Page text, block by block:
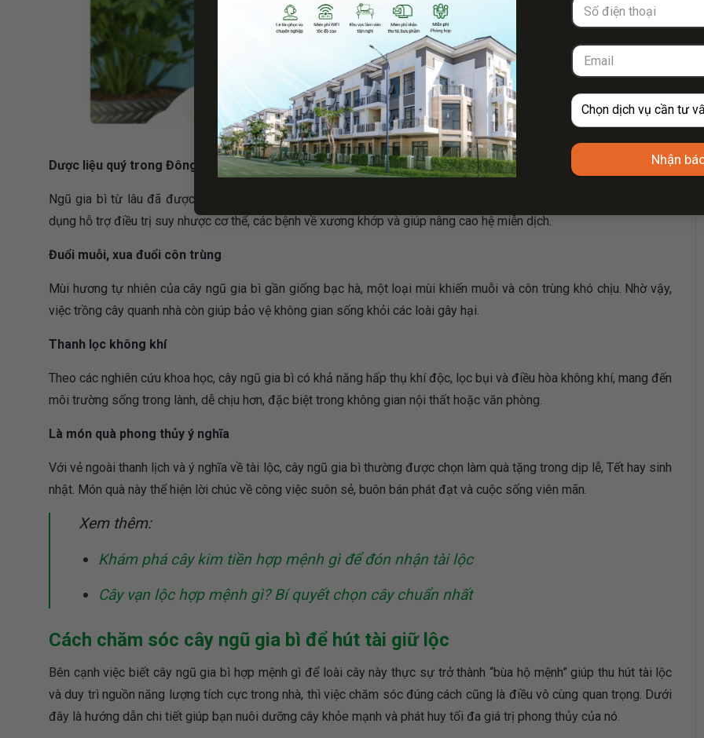
Nhận
Dược liệu quý trong Đông y
Ngũ gia bì từ lâu đã được sử dụng như một vị thuốc tự nhiên giúp tăng cường sức khỏe. Rễ và thân cây có tác
dụng hỗ trợ điều trị suy nhược cơ thể, các bệnh về xương khớp và giúp nâng cao hệ miễn dịch.
Đuổi muỗi, xua đuổi côn trùng
Mùi hương tự nhiên của cây ngũ gia bì gần giống bạc hà, một loại mùi khiến muỗi và côn trùng khó chịu. Nhờ vậy,
việc trồng cây quanh nhà còn giúp bảo vệ không gian sống khỏi các loài gây hại.
Thanh lọc không khí
Theo các nghiên cứu khoa học, cây ngũ gia bì có khả năng hấp thụ khí độc, lọc bụi và điều hòa không khí, mang đến
môi trường sống trong lành, dễ chịu hơn, đặc biệt trong không gian nội thất hoặc văn phòng.
Là món quà phong thủy ý nghĩa
Với vẻ ngoài thanh lịch và ý nghĩa về tài lộc, cây ngũ gia bì thường được chọn làm quà tặng trong dịp lễ, Tết hay sinh
nhật. Món quà này thể hiện lời chúc về công việc suôn sẻ, buôn bán phát đạt và cuộc sống viên mãn.
Xem thêm:
Khám phá cây kim tiền hợp mệnh gì để đón nhận tài lộc
Cây vạn lộc hợp mệnh gì? Bí quyết chọn cây chuẩn nhất
Cách chăm sóc cây ngũ gia bì để hút tài giữ lộc
Bên cạnh việc biết cây ngũ gia bì hợp mệnh gì để loài cây này thực sự trở thành “bùa hộ mệnh” giúp thu hút tài lộc
và duy trì nguồn năng lượng tích cực trong nhà, thì việc chăm sóc đúng cách cũng là điều vô cùng quan trọng. Dưới
đây là hướng dẫn chi tiết giúp bạn nuôi dưỡng cây khỏe mạnh và phát huy tối đa giá trị phong thủy của nó.